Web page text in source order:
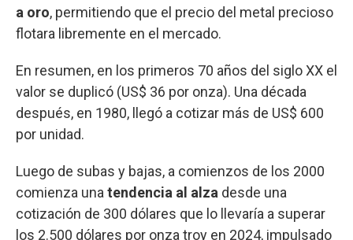
a oro, permitiendo que el precio del metal precioso
flotara libremente en el mercado.
En resumen, en los primeros 70 años del siglo XX el
valor se duplicó (US$ 36 por onza). Una década
después, en 1980, llegó a cotizar más de US$ 600
por unidad.
Luego de subas y bajas, a comienzos de los 2000
comienza una tendencia al alza desde una
cotización de 300 dólares que lo llevaría a superar
los 2.500 dólares por onza troy en 2024, impulsado